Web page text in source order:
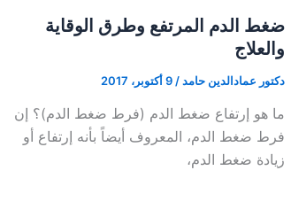
ضغط الدم المرتفع وطرق الوقاية
والعلاج
دكتور عمادالدين حامد/ 9 أكتوبر، 2017
ما هو إرتفاع ضغط الدم (فرط ضغط الدم)؟ إن
فرط ضغط الدم، المعروف أيضاً بأنه إرتفاع أو
زيادة ضغط الدم،